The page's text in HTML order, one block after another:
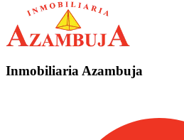
Inmobiliaria Azambuja